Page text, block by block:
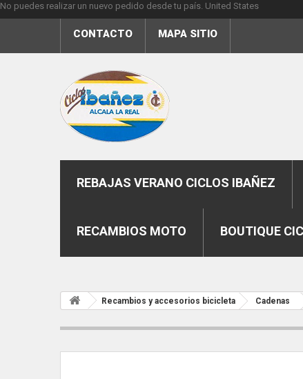
No puedes realizar un nuevo pedido desde tu país. United States
CONTACTO MAPA SITIO
REBAJAS VERANO CICLOS IBAÑEZ
RECAMBIOS MOTO BOUTIQUE
Recambios y accesorios bicicleta Cadenas